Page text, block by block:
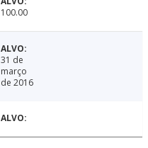
100.00
31 de
março
de 2016